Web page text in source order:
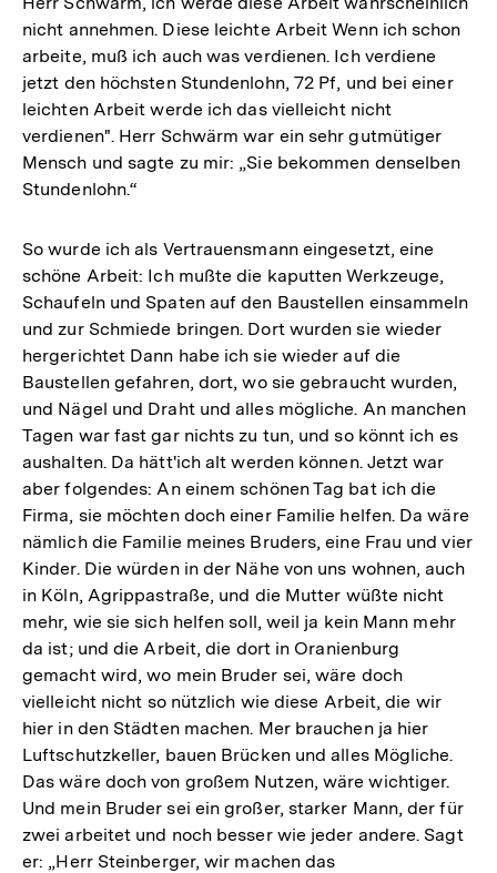
nicht annehmen. Diese leichte Arbeit Wenn ich schon
arbeite, muß ich auch was verdienen. Ich verdiene
jetzt den höchsten Stundenlohn, 72 Pf, und bei einer
leichten Arbeit werde ich das vielleicht nicht
verdienen". Herr Schwärm war ein sehr gutmütiger
Mensch und sagte zu mir: „Sie bekommen denselben
Stundenlohn.“
So wurde ich als Vertrauensmann eingesetzt, eine
schöne Arbeit: Ich mußte die kaputten Werkzeuge,
Schaufeln und Spaten auf den Baustellen einsammeln
und zur Schmiede bringen. Dort wurden sie wieder
hergerichtet Dann habe ich sie wieder auf die
Baustellen gefahren, dort, wo sie gebraucht wurden,
und Nägel und Draht und alles mögliche. An manchen
Tagen war fast gar nichts zu tun, und so könnt ich es
aushalten. Da hätt'ich alt werden können. Jetzt war
aber folgendes: An einem schönen Tag bat ich die
Firma, sie möchten doch einer Familie helfen. Da wäre
nämlich die Familie meines Bruders, eine Frau und vier
Kinder. Die würden in der Nähe von uns wohnen, auch
in Köln, Agrippastraße, und die Mutter wüßte nicht
mehr, wie sie sich helfen soll, weil ja kein Mann mehr
da ist; und die Arbeit, die dort in Oranienburg
gemacht wird, wo mein Bruder sei, wäre doch
vielleicht nicht so nützlich wie diese Arbeit, die wir
hier in den Städten machen. Mer brauchen ja hier
Luftschutzkeller, bauen Brücken und alles Mögliche.
Das wäre doch von großem Nutzen, wäre wichtiger.
Und mein Bruder sei ein großer, starker Mann, der für
zwei arbeitet und noch besser wie jeder andere. Sagt
er: „Herr Steinberger, wir machen das